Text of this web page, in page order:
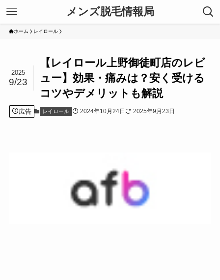
メンズ脱毛情報局
ホーム レイロール
【レイロール上野御徒町店のレビ
ュー】効果・痛みは？安く受ける
コツやデメリットも解説
2025
9/23
広告 レイロール 2024年10月24日 2025年9月23日